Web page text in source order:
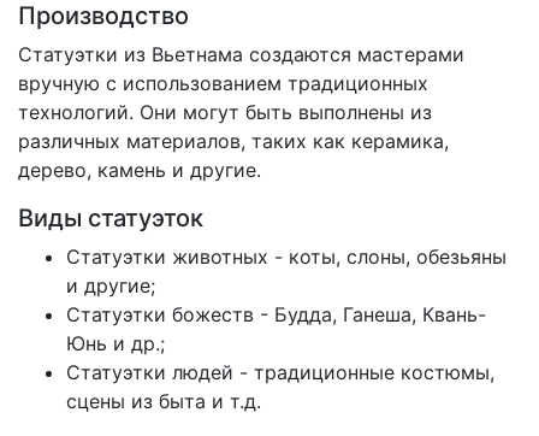
Производство
Статуэтки из Вьетнама создаются мастерами
вручную с использованием традиционных
технологий. Они могут быть выполнены из
различных материалов, таких как керамика,
дерево, камень и другие.
Виды статуэток
Статуэтки животных - коты, слоны, обезьяны
и другие;
Статуэтки божеств - Будда, Ганеша, Квань-
Юнь и др.;
Статуэтки людей - традиционные костюмы,
сцены из быта и т.д.